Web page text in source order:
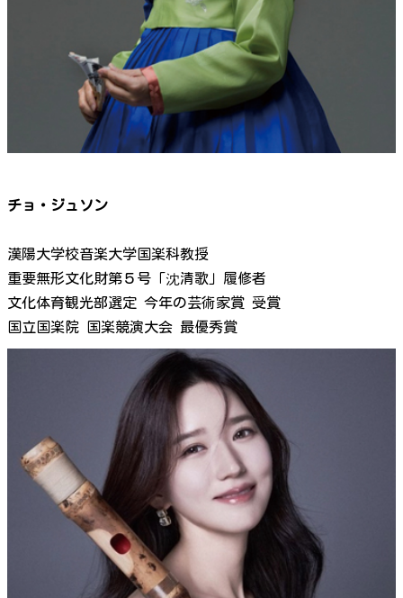
チョ・ジュソン
漢陽大学校音楽大学国楽科教授
重要無形文化財第５号「沈清歌」履修者
文化体育観光部選定 今年の芸術家賞 受賞
国立国楽院 国楽競演大会 最優秀賞